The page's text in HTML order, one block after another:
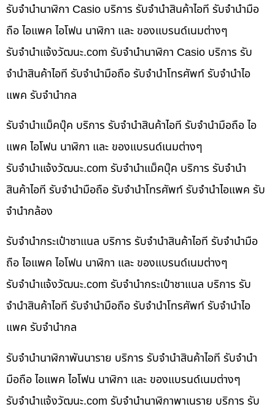
รับจำนำนาฬิกา Casio บริการ รับจำนำสินค้าไอที รับจำนำมือ
ถือ ไอแพค ไอโฟน นาฬิกา และ ของแบรนด์เนมต่างๆ
รับจํานําแจ้งวัฒนะ.com รับจำนำนาฬิกา Casio บริการ รับ
จำนำสินค้าไอที รับจำนำมือถือ รับจำนำโทรศัพท์ รับจำนำไอ
แพค รับจำนำกล
รับจำนำแม็คบุ๊ค บริการ รับจำนำสินค้าไอที รับจำนำมือถือ ไอ
แพค ไอโฟน นาฬิกา และ ของแบรนด์เนมต่างๆ
รับจํานําแจ้งวัฒนะ.com รับจำนำแม็คบุ๊ค บริการ รับจำนำ
สินค้าไอที รับจำนำมือถือ รับจำนำโทรศัพท์ รับจำนำไอแพค รับ
จำนำกล้อง
รับจำนำกระเป๋าชาแนล บริการ รับจำนำสินค้าไอที รับจำนำมือ
ถือ ไอแพค ไอโฟน นาฬิกา และ ของแบรนด์เนมต่างๆ
รับจํานําแจ้งวัฒนะ.com รับจำนำกระเป๋าชาแนล บริการ รับ
จำนำสินค้าไอที รับจำนำมือถือ รับจำนำโทรศัพท์ รับจำนำไอ
แพค รับจำนำกล
รับจำนำนาฬิกาพันนาราย บริการ รับจำนำสินค้าไอที รับจำนำ
มือถือ ไอแพค ไอโฟน นาฬิกา และ ของแบรนด์เนมต่างๆ
รับจํานําแจ้งวัฒนะ.com รับจำนำนาฬิกาพาเนราย บริการ รับ